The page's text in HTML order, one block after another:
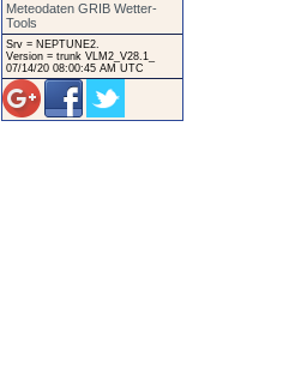
Meteodaten GRIB Wetter-
Tools
Srv = NEPTUNE2.
Version = trunk VLM2_V28.1_
07/14/20 08:00:45 AM UTC